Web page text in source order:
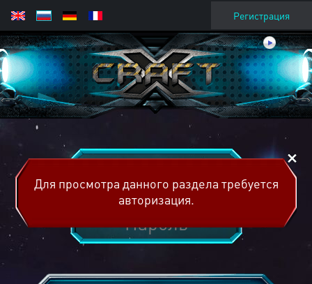
Регистрация
Для просмотра данного раздела требуется
авторизация.